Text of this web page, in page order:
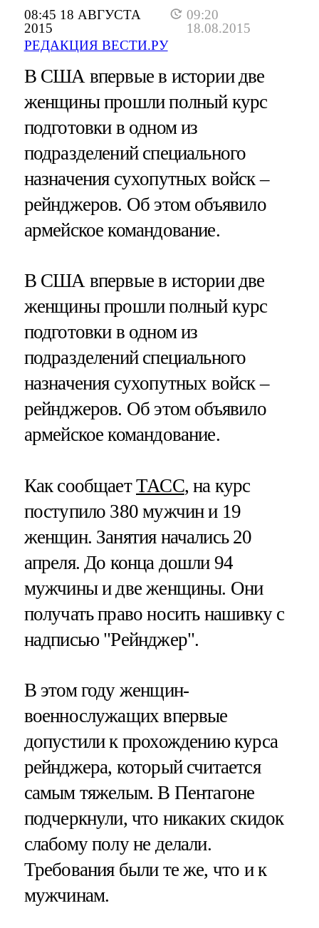
08:45 18 АВГУСТА
2015
09:20
18.08.2015
РЕДАКЦИЯ ВЕСТИ.РУ
В США впервые в истории две
женщины прошли полный курс
подготовки в одном из
подразделений специального
назначения сухопутных войск –
рейнджеров. Об этом объявило
армейское командование.
В США впервые в истории две
женщины прошли полный курс
подготовки в одном из
подразделений специального
назначения сухопутных войск –
рейнджеров. Об этом объявило
армейское командование.
Как сообщаетТАСС, на курс
поступило 380 мужчин и 19
женщин. Занятия начались 20
апреля. До конца дошли 94
мужчины и две женщины. Они
получать право носить нашивку с
надписью "Рейнджер".
В этом году женщин-
военнослужащих впервые
допустили к прохождению курса
рейнджера, который считается
самым тяжелым. В Пентагоне
подчеркнули, что никаких скидок
слабому полу не делали.
Требования были те же, что и к
мужчинам.